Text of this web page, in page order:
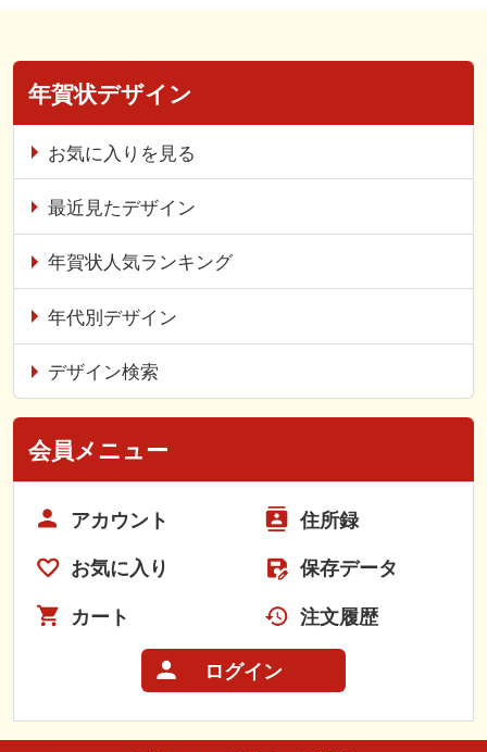
年賀状デザイン
お気に入りを見る
最近見たデザイン
年賀状人気ランキング
年代別デザイン
デザイン検索
会員メニュー
アカウント 住所録
お気に入り 保存データ
カート 注文履歴
ログイン